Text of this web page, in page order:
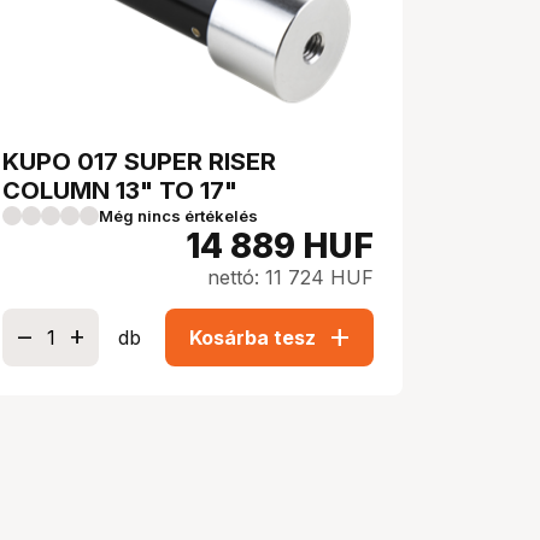
KUPO 017 SUPER RISER
COLUMN 13" TO 17"
Még nincs értékelés
14 889 HUF
nettó: 11 724 HUF
db Kosárba tesz add